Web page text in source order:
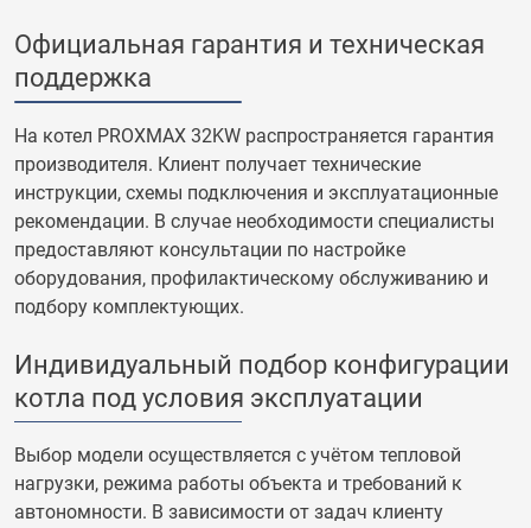
Официальная гарантия и техническая
поддержка
На котел PROXMAX 32KW распространяется гарантия
производителя. Клиент получает технические
инструкции, схемы подключения и эксплуатационные
рекомендации. В случае необходимости специалисты
предоставляют консультации по настройке
оборудования, профилактическому обслуживанию и
подбору комплектующих.
Индивидуальный подбор конфигурации
котла под условия эксплуатации
Выбор модели осуществляется с учётом тепловой
нагрузки, режима работы объекта и требований к
автономности. В зависимости от задач клиенту